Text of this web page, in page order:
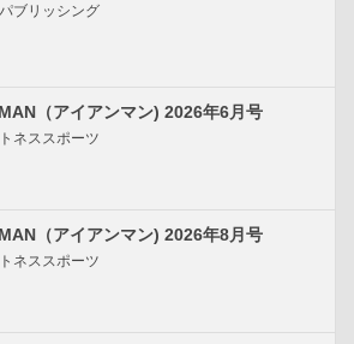
ブリッシング
（アイアンマン) 2026年6月号
ネススポーツ
（アイアンマン) 2026年8月号
ネススポーツ